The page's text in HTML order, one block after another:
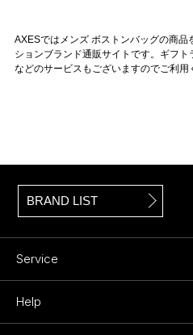
AXESではメンズ ボストンバッグの商品
ションブランド通販サイトです。ギフ
などのサービスもございますのでご利用
BRAND LIST
Service
Help